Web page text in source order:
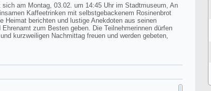
am Montag, 03.02. um 14:45 Uhr im Stadtmuseum, An
Kaffeetrinken mit selbstgebackenem Rosinenbrot
Heimat berichten und lustige Anekdoten aus seinen
zum Besten geben. Die Teilnehmerinnen dürfen
kurzweiligen Nachmittag freuen und werden gebeten,